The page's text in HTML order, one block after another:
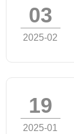
03
2025-02
19
2025-01